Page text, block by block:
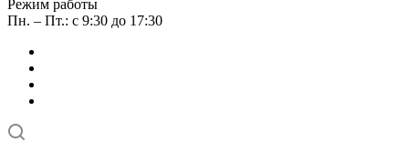
Режим работы
Пн. – Пт.: с 9:30 до 17:30